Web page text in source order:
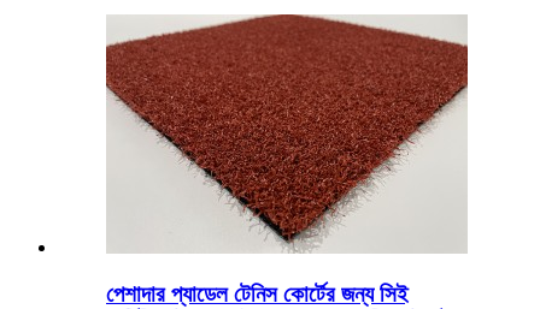
পেশাদার প্যাডেল টেনিস কোর্টের জন্য সিই